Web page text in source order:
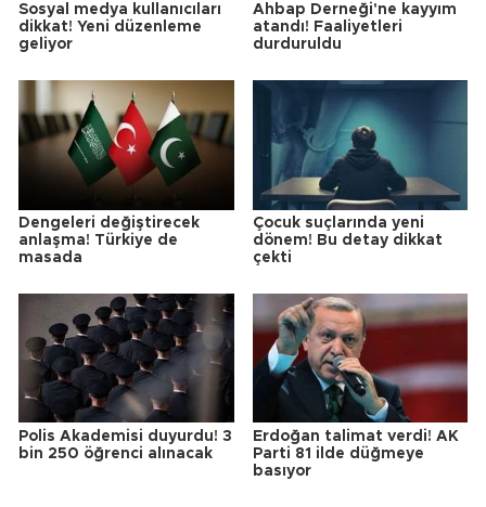
Sosyal medya kullanıcıları
dikkat! Yeni düzenleme
geliyor
Ahbap Derneği'ne kayyım
atandı! Faaliyetleri
durduruldu
Dengeleri değiştirecek
anlaşma! Türkiye de
masada
Çocuk suçlarında yeni
dönem! Bu detay dikkat
çekti
Polis Akademisi duyurdu! 3
bin 250 öğrenci alınacak
Erdoğan talimat verdi! AK
Parti 81 ilde düğmeye
basıyor